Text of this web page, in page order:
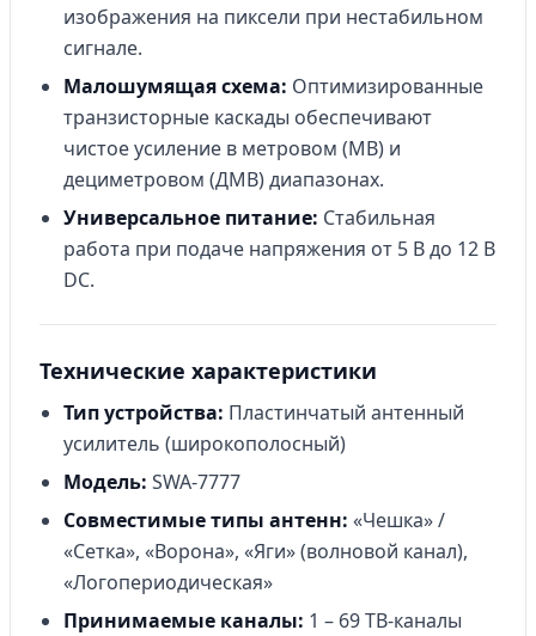
изображения на пиксели при нестабильном
сигнале.
Малошумящая схема: Оптимизированные
транзисторные каскады обеспечивают
чистое усиление в метровом (МВ) и
дециметровом (ДМВ) диапазонах.
Универсальное питание: Стабильная
работа при подаче напряжения от 5 В до 12 В
DC.
Технические характеристики
Тип устройства: Пластинчатый антенный
усилитель (широкополосный)
Модель: SWA-7777
Совместимые типы антенн: «Чешка» /
«Сетка», «Ворона», «Яги» (волновой канал),
«Логопериодическая»
Принимаемые каналы: 1 – 69 ТВ-каналы